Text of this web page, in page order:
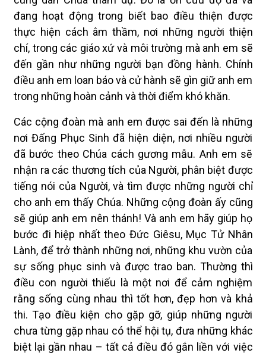
đang hoạt động trong biết bao điều thiện được
thực hiện cách âm thầm, nơi những người thiện
chí, trong các giáo xứ và môi trường mà anh em sẽ
đến gần như những người bạn đồng hành. Chính
điều anh em loan báo và cử hành sẽ gìn giữ anh em
trong những hoàn cảnh và thời điểm khó khăn.
Các cộng đoàn mà anh em được sai đến là những
nơi Đấng Phục Sinh đã hiện diện, nơi nhiều người
đã bước theo Chúa cách gương mẫu. Anh em sẽ
nhận ra các thương tích của Người, phân biệt được
tiếng nói của Người, và tìm được những người chỉ
cho anh em thấy Chúa. Những cộng đoàn ấy cũng
sẽ giúp anh em nên thánh! Và anh em hãy giúp họ
bước đi hiệp nhất theo Đức Giêsu, Mục Tử Nhân
Lành, để trở thành những nơi, những khu vườn của
sự sống phục sinh và được trao ban. Thường thì
điều con người thiếu là một nơi để cảm nghiệm
rằng sống cùng nhau thì tốt hơn, đẹp hơn và khả
thi. Tạo điều kiện cho gặp gỡ, giúp những người
chưa từng gặp nhau có thể hội tụ, đưa những khác
biệt lại gần nhau – tất cả điều đó gắn liền với việc